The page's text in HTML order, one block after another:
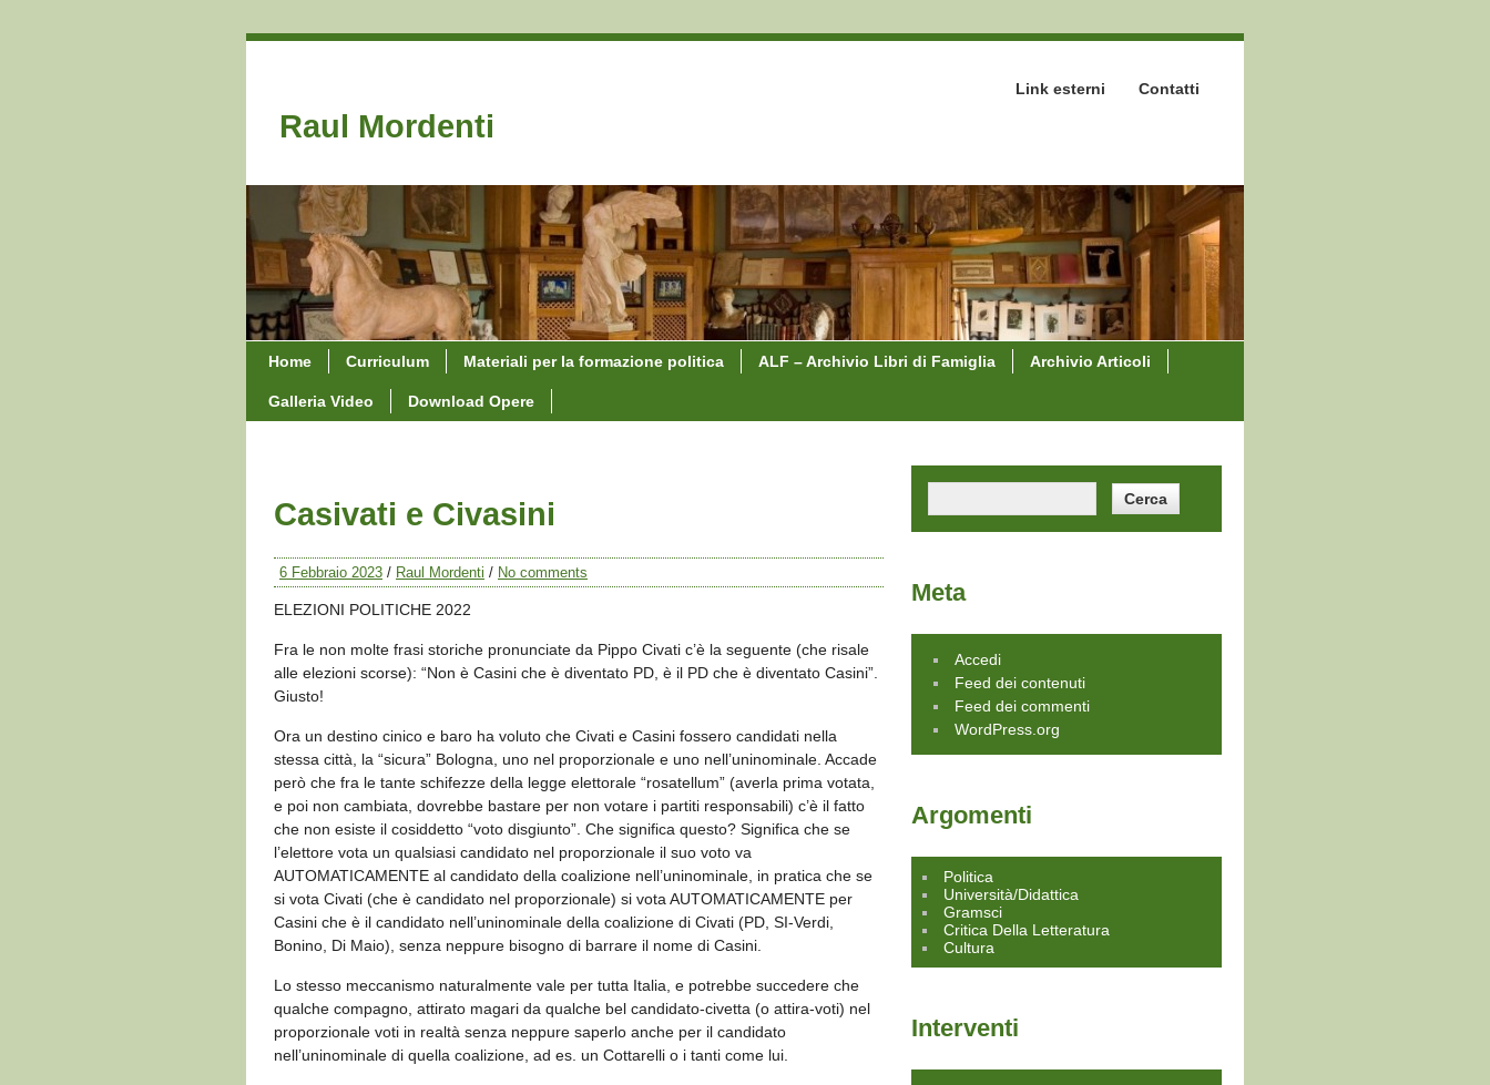
Raul Mordenti
Link esterni Contatti
Home Curriculum Materiali per la formazione politica ALF – Archivio Libri di Famiglia Archivio Articoli
Galleria Video Download Opere
Casivati e Civasini
6 Febbraio 2023 / Raul Mordenti / No comments
ELEZIONI POLITICHE 2022
Fra le non molte frasi storiche pronunciate da Pippo Civati c’è la seguente (che risale
alle elezioni scorse): “Non è Casini che è diventato PD, è il PD che è diventato Casini”.
Giusto!
Ora un destino cinico e baro ha voluto che Civati e Casini fossero candidati nella
stessa città, la “sicura” Bologna, uno nel proporzionale e uno nell’uninominale. Accade
però che fra le tante schifezze della legge elettorale “rosatellum” (averla prima votata,
e poi non cambiata, dovrebbe bastare per non votare i partiti responsabili) c’è il fatto
che non esiste il cosiddetto “voto disgiunto”. Che significa questo? Significa che se
l’elettore vota un qualsiasi candidato nel proporzionale il suo voto va
AUTOMATICAMENTE al candidato della coalizione nell’uninominale, in pratica che se
si vota Civati (che è candidato nel proporzionale) si vota AUTOMATICAMENTE per
Casini che è il candidato nell’uninominale della coalizione di Civati (PD, SI-Verdi,
Bonino, Di Maio), senza neppure bisogno di barrare il nome di Casini.
Lo stesso meccanismo naturalmente vale per tutta Italia, e potrebbe succedere che
qualche compagno, attirato magari da qualche bel candidato-civetta (o attira-voti) nel
proporzionale voti in realtà senza neppure saperlo anche per il candidato
nell’uninominale di quella coalizione, ad es. un Cottarelli o i tanti come lui.
Meta
Accedi
Feed dei contenuti
Feed dei commenti
WordPress.org
Argomenti
Politica
Università/Didattica
Gramsci
Critica Della Letteratura
Cultura
Interventi